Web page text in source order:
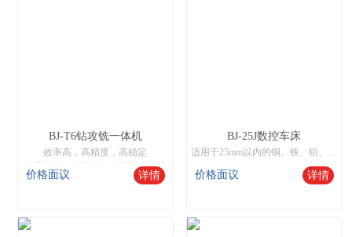
BJ-T6钻攻铣一体机
效率高，高精度，高稳定
中国数控机床网,数控木工机床厂家
价格面议 详情
BJ-25J数控车床
适用于25mm以内的铜、铁、铝、不绣钢棒料批量化生产，和50mm以内开料或锻打件粒料自动送料批量生产，也可装液压卡盘实现250mm以内零件单件或机械手送料生产。
价格面议 详情